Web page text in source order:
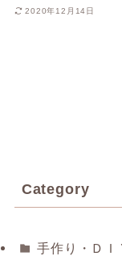
2020年12月14日
Category
手作り・ＤＩ